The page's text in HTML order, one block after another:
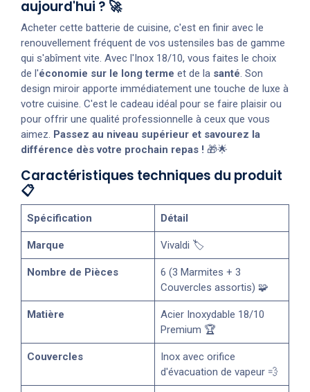
aujourd'hui ? 🚀
Acheter cette batterie de cuisine, c'est en finir avec le
renouvellement fréquent de vos ustensiles bas de gamme
qui s'abîment vite. Avec l'Inox 18/10, vous faites le choix
de l'économie sur le long terme et de la santé. Son
design miroir apporte immédiatement une touche de luxe à
votre cuisine. C'est le cadeau idéal pour se faire plaisir ou
pour offrir une qualité professionnelle à ceux que vous
aimez. Passez au niveau supérieur et savourez la
différence dès votre prochain repas ! 🎁🌟
Caractéristiques techniques du produit
📋
Spécification Détail
Marque Vivaldi 🏷️
Nombre de Pièces
6 (3 Marmites + 3
Couvercles assortis) 🧩
Matière
Acier Inoxydable 18/10
Premium 🏆
Couvercles
Inox avec orifice
d'évacuation de vapeur 💨